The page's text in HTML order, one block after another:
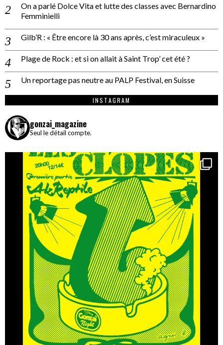
On a parlé Dolce Vita et lutte des classes avec Bernardino
Femminielli
Gilb’R : « Être encore là 30 ans après, c’est miraculeux »
Plage de Rock : et si on allait à Saint Trop’ cet été ?
Un reportage pas neutre au PALP Festival, en Suisse
INSTAGRAM
gonzai_magazine
Seul le détail compte.